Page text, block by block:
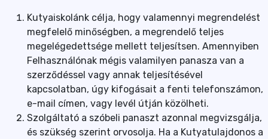
Kutyaiskolánk célja, hogy valamennyi megrendelést
megfelelő minőségben, a megrendelő teljes
megelégedettsége mellett teljesítsen. Amennyiben
Felhasználónak mégis valamilyen panasza van a
szerződéssel vagy annak teljesítésével
kapcsolatban, úgy kifogásait a fenti telefonszámon,
e-mail címen, vagy levél útján közölheti.
Szolgáltató a szóbeli panaszt azonnal megvizsgálja,
és szükség szerint orvosolja. Ha a Kutyatulajdonos a